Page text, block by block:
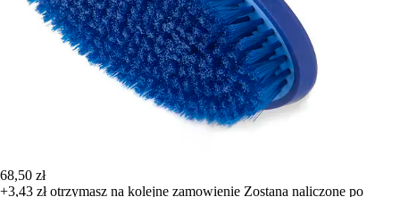
68,50 zł
+3,43 złotrzymasz na kolejne zamowienie Zostana naliczone po